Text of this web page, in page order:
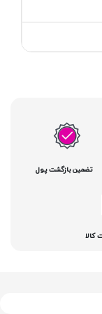
تضمین بازگشت پول
کالا